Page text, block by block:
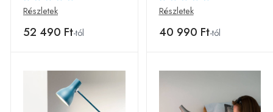
Részletek
52 490 Ft-tól
Részletek
40 990 Ft-tól